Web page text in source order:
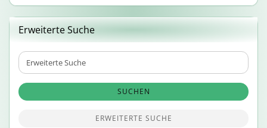
Erweiterte Suche
Erweiterte
Suche
SUCHEN
ERWEITERTE SUCHE